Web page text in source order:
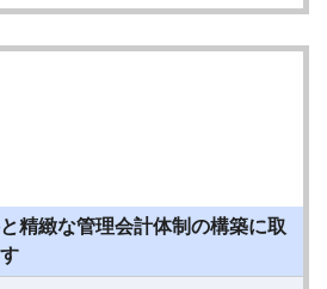
精緻な管理会計体制の構築に取